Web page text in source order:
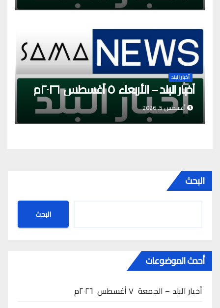
أخبار البلد
أخبار البلد – الأربعاء ٥ أغسطس ٢٠٢٦م
أغسطس 5, 2026
البحث
البحث
أحدث الموضوعات
أخبار البلد – الجمعة ٧ أغسطس ٢٠٢٦م